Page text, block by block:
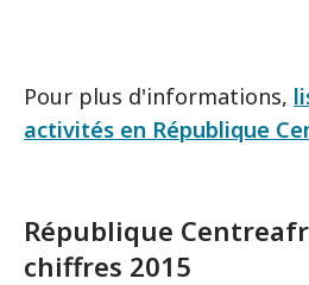
Pour plus d'informations,
activités en République
République
chiffres 2015